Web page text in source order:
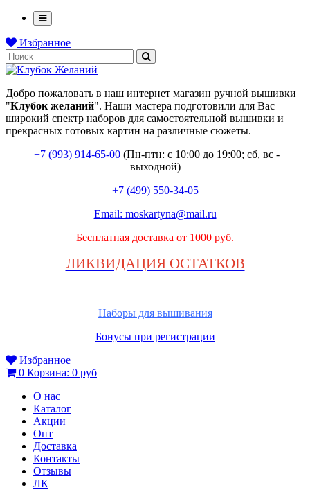
Избранное
Добро пожаловать в наш интернет магазин ручной вышивки
"Клубок желаний". Наши мастера подготовили для Вас
широкий спектр наборов для самостоятельной вышивки и
прекрасных готовых картин на различные сюжеты.
+7 (993) 914-65-00 (Пн-птн: с10:00 до 19:00; сб, вс -
выходной)
+7 (499) 550-34-05
Email: moskartyna@mail.ru
Бесплатная доставка от 1000 руб.
ЛИКВИДАЦИЯ ОСТАТКОВ
Наборы для вышивания
Бонусы при регистрации
Избранное
0 Корзина: 0 руб
О нас
Каталог
Акции
Опт
Доставка
Контакты
Отзывы
ЛК